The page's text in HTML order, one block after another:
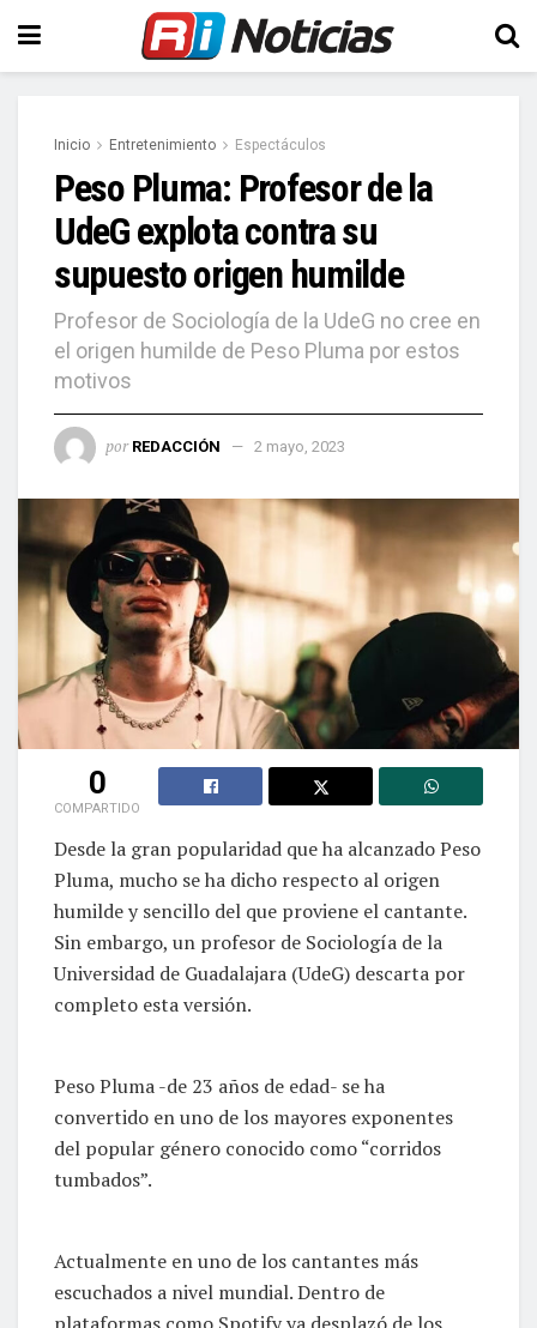
Inicio Entretenimiento Espectáculos
Peso Pluma: Profesor de la
UdeG explota contra su
supuesto origen humilde
Profesor de Sociología de la UdeG no cree en
el origen humilde de Peso Pluma por estos
motivos
por REDACCIÓN 2 mayo, 2023
0
COMPARTIDO
Desde la gran popularidad que ha alcanzado Peso
Pluma, mucho se ha dicho respecto al origen
humilde y sencillo del que proviene el cantante.
Sin embargo, un profesor de Sociología de la
Universidad de Guadalajara (UdeG) descarta por
completo esta versión.
Peso Pluma -de 23 años de edad- se ha
convertido en uno de los mayores exponentes
del popular género conocido como “corridos
tumbados”.
Actualmente en uno de los cantantes más
escuchados a nivel mundial. Dentro de